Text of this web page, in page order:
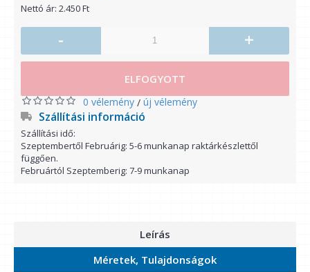
Nettó ár: 2.450 Ft
- +
ELFOGYOTT
0 vélemény / új vélemény
Szállítási információ
Szállítási idő:
Szeptembertől Februárig: 5-6 munkanap raktárkészlettől
függően.
Februártól Szeptemberig: 7-9 munkanap
Leírás
Méretek, Tulajdonságok